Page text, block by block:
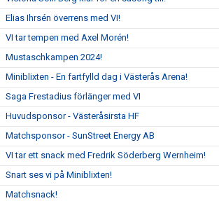
Elias Ihrsén överrens med VI!
VI tar tempen med Axel Morén!
Mustaschkampen 2024!
Miniblixten - En fartfylld dag i Västerås Arena!
Saga Frestadius förlänger med VI
Huvudsponsor - Västeråsirsta HF
Matchsponsor - SunStreet Energy AB
VI tar ett snack med Fredrik Söderberg Wernheim!
Snart ses vi på Miniblixten!
Matchsnack!